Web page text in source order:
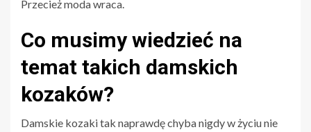
Przecież moda wraca.
Co musimy wiedzieć na
temat takich damskich
kozaków?
Damskie kozaki tak naprawdę chyba nigdy w życiu nie